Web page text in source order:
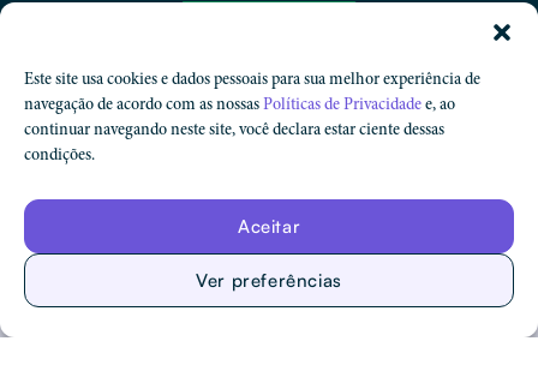
Este site usa cookies e dados pessoais para sua melhor experiência de
navegação de acordo com as nossas Políticas de Privacidade e, ao
continuar navegando neste site, você declara estar ciente dessas
condições.
Aceitar
Ver preferências
Quero ser uma escola apoiada
Código de Ética e Conduta